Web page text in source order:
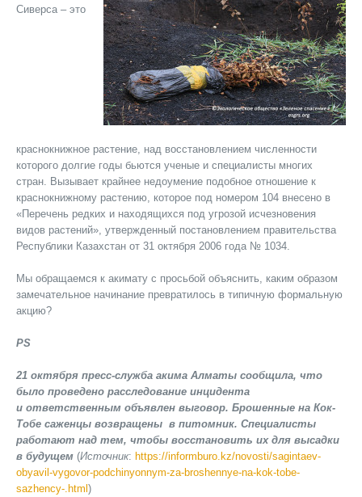
Сиверса – это
краснокнижное растение, над восстановлением численности
которого долгие годы бьются ученые и специалисты многих
стран. Вызывает крайнее недоумение подобное отношение к
краснокнижному растению, которое под номером 104 внесено в
«Перечень редких и находящихся под угрозой исчезновения
видов растений», утвержденный постановлением правительства
Республики Казахстан от 31 октября 2006 года № 1034.
Мы обращаемся к акимату с просьбой объяснить, каким образом
замечательное начинание превратилось в типичную формальную
акцию?
PS
21 октября пресс-служба акима Алматы сообщила, что
было проведено расследование инцидента
и ответственным объявлен выговор. Брошенные на Кок-
Тобе саженцы возвращены в питомник. Специалисты
работают над тем, чтобы восстановить их для высадки
в будущем (Источник: https://informburo.kz/novosti/sagintaev-
obyavil-vygovor-podchinyonnym-za-broshennye-na-kok-tobe-
sazhency-.html )